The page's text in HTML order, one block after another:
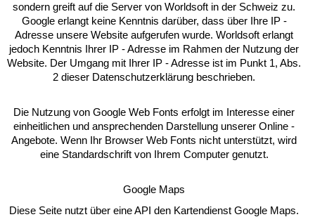
sondern greift auf die Server von Worldsoft in der Schweiz zu.
Google erlangt keine Kenntnis darüber, dass über Ihre IP -
Adresse unsere Website aufgerufen wurde. Worldsoft erlangt
jedoch Kenntnis Ihrer IP - Adresse im Rahmen der Nutzung der
Website. Der Umgang mit Ihrer IP - Adresse ist im Punkt 1, Abs.
2 dieser Datenschutzerklärung beschrieben.
Die Nutzung von Google Web Fonts erfolgt im Interesse einer
einheitlichen und ansprechenden Darstellung unserer Online -
Angebote. Wenn Ihr Browser Web Fonts nicht unterstützt, wird
eine Standardschrift von Ihrem Computer genutzt.
Google Maps
Diese Seite nutzt über eine API den Kartendienst Google Maps.